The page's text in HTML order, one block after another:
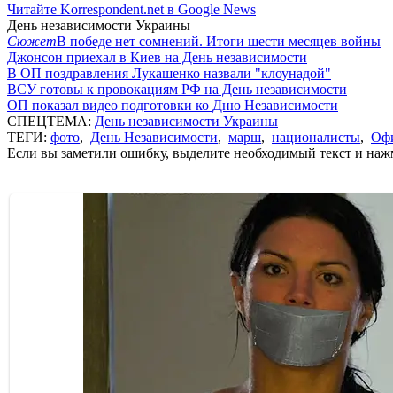
Читайте Korrespondent.net в Google News
День независимости Украины
СюжетВ победе нет сомнений. Итоги шести месяцев войны
Джонсон приехал в Киев на День независимости
В ОП поздравления Лукашенко назвали "клоунадой"
ВСУ готовы к провокациям РФ на День независимости
ОП показал видео подготовки ко Дню Независимости
СПЕЦТЕМА: День независимости Украины
ТЕГИ: фото, День Независимости, марш, националисты,
Если вы заметили ошибку, выделите необходимый текст и